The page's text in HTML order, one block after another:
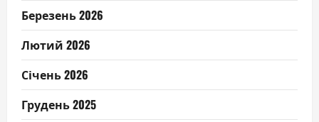
Березень 2026
Лютий 2026
Січень 2026
Грудень 2025